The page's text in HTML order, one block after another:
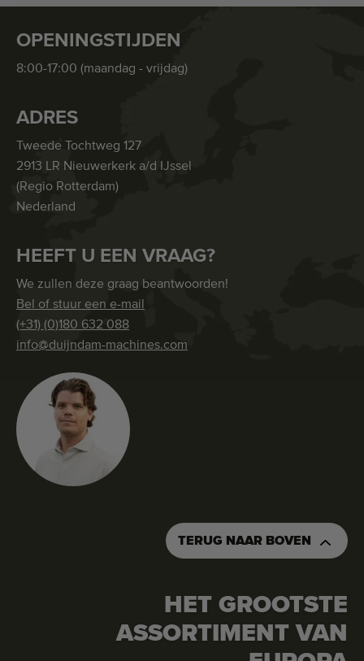
VRAAG OFFERTE AAN BESTEL DEZE MACHINE
OPENINGSTIJDEN
8:00-17:00 (maandag - vrijdag)
ADRES
Tweede Tochtweg 127
2913 LR Nieuwerkerk a/d IJssel
(Regio Rotterdam)
Nederland
HEEFT U EEN VRAAG?
We zullen deze graag beantwoorden!
Bel of stuur een e-mail
(+31) (0)180 632 088
info@duijndam-machines.com
TERUG NAAR BOVEN
HET GROOTSTE
ASSORTIMENT VAN